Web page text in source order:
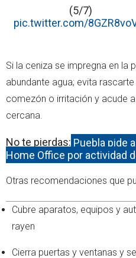
(5/7)
pic.twitter.com/
Si la ceniza se impregna en la
abundante agua; evita
comezón o irritación y acude
cercana.
No te pierdas: Puebla pide
Home Office por actividad
Otras recomendaciones que
Cubre aparatos, equipos y
rayen
Cierra puertas y ventanas y